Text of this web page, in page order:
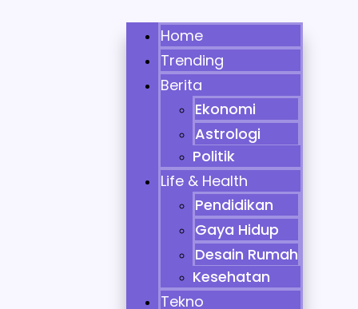
Home
Trending
Berita
Ekonomi
Astrologi
Politik
Life & Health
Pendidikan
Gaya Hidup
Desain Rumah
Kesehatan
Tekno